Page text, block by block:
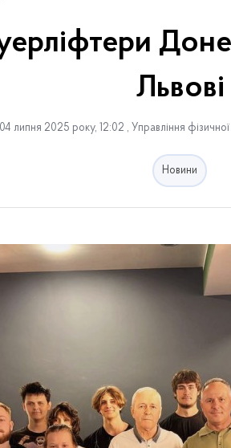
Львові
липня 2025 року, 12:02 , Управління
Новини